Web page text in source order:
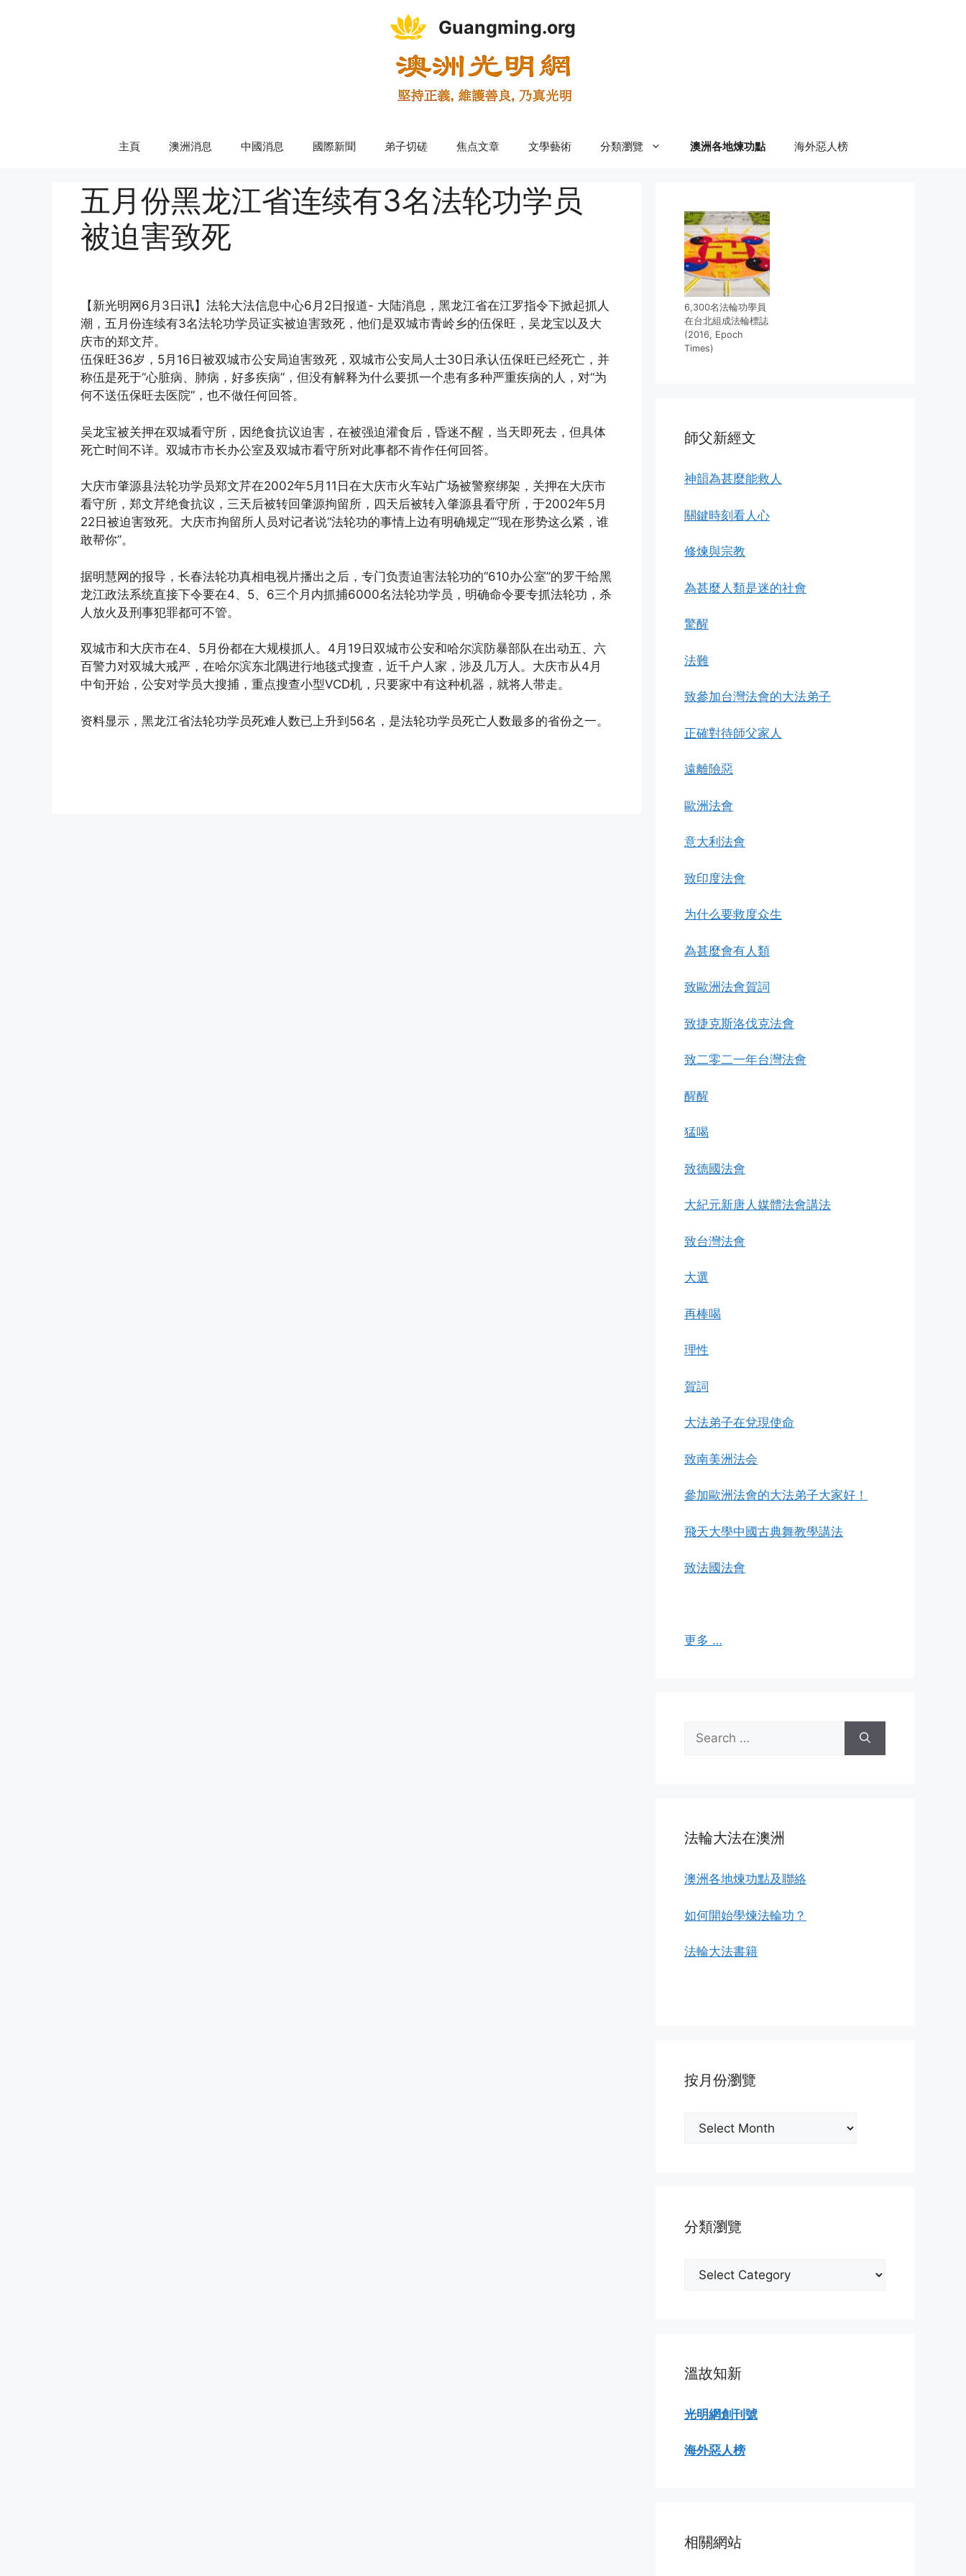
Guangming.org
主頁 澳洲消息 中國消息 國際新聞 弟子切磋 焦点文章 文學藝術 分類瀏覽 澳洲各地煉功點 海外惡人榜
五月份黑龙江省连续有3名法轮功学员
被迫害致死
【新光明网6月3日讯】法轮大法信息中心6月2日报道- 大陆消息，黑龙江省在江罗指令下掀起抓人
潮，五月份连续有3名法轮功学员证实被迫害致死，他们是双城市青岭乡的伍保旺，吴龙宝以及大
庆市的郑文芹。
伍保旺36岁，5月16日被双城市公安局迫害致死，双城市公安局人士30日承认伍保旺已经死亡，并
称伍是死于“心脏病、肺病，好多疾病”，但没有解释为什么要抓一个患有多种严重疾病的人，对“为
何不送伍保旺去医院”，也不做任何回答。
吴龙宝被关押在双城看守所，因绝食抗议迫害，在被强迫灌食后，昏迷不醒，当天即死去，但具体
死亡时间不详。双城市市长办公室及双城市看守所对此事都不肯作任何回答。
大庆市肇源县法轮功学员郑文芹在2002年5月11日在大庆市火车站广场被警察绑架，关押在大庆市
看守所，郑文芹绝食抗议，三天后被转回肇源拘留所，四天后被转入肇源县看守所，于2002年5月
22日被迫害致死。大庆市拘留所人员对记者说“法轮功的事情上边有明确规定”“现在形势这么紧，谁
敢帮你”。
据明慧网的报导，长春法轮功真相电视片播出之后，专门负责迫害法轮功的“610办公室”的罗干给黑
龙江政法系统直接下令要在4、5、6三个月内抓捕6000名法轮功学员，明确命令要专抓法轮功，杀
人放火及刑事犯罪都可不管。
双城市和大庆市在4、5月份都在大规模抓人。4月19日双城市公安和哈尔滨防暴部队在出动五、六
百警力对双城大戒严，在哈尔滨东北隅进行地毯式搜查，近千户人家，涉及几万人。大庆市从4月
中旬开始，公安对学员大搜捕，重点搜查小型VCD机，只要家中有这种机器，就将人带走。
资料显示，黑龙江省法轮功学员死难人数已上升到56名，是法轮功学员死亡人数最多的省份之一。
6,300名法輪功學員
在台北組成法輪標誌
(2016, Epoch
Times)
師父新經文
神韻為甚麼能救人
關鍵時刻看人心
修煉與宗教
為甚麼人類是迷的社會
驚醒
法難
致參加台灣法會的大法弟子
正確對待師父家人
遠離險惡
歐洲法會
意大利法會
致印度法會
为什么要救度众生
為甚麼會有人類
致歐洲法會賀詞
致捷克斯洛伐克法會
致二零二一年台灣法會
醒醒
猛喝
致德國法會
大紀元新唐人媒體法會講法
致台灣法會
大選
再棒喝
理性
賀詞
大法弟子在兌現使命
致南美洲法会
參加歐洲法會的大法弟子大家好！
飛天大學中國古典舞教學講法
致法國法會
更多 …
Search
for:
法輪大法在澳洲
澳洲各地煉功點及聯絡
如何開始學煉法輪功？
法輪大法書籍
按月份瀏覽
分類瀏覽
溫故知新
光明網創刊號
海外惡人榜
相關網站